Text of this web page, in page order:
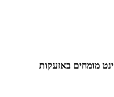
מומחים באזעקות